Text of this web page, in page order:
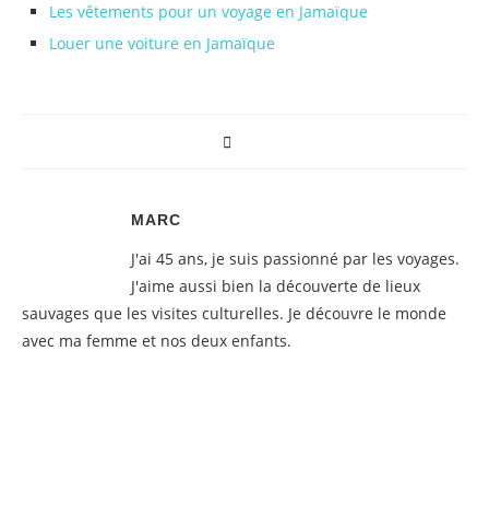
Les vêtements pour un voyage en Jamaïque
Louer une voiture en Jamaïque
MARC
J'ai 45 ans, je suis passionné par les voyages.
J'aime aussi bien la découverte de lieux
sauvages que les visites culturelles. Je découvre le monde
avec ma femme et nos deux enfants.